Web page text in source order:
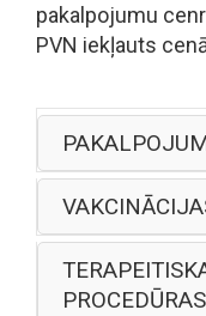
pakalpojumu
PVN iekļauts
PROCEDŪRAS